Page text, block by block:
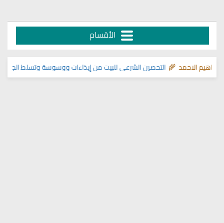
الأقسام
التحصين الشرعي للبيت من إيذاءات ووسوسة وتسلط الجن>> الاحمد 🌾